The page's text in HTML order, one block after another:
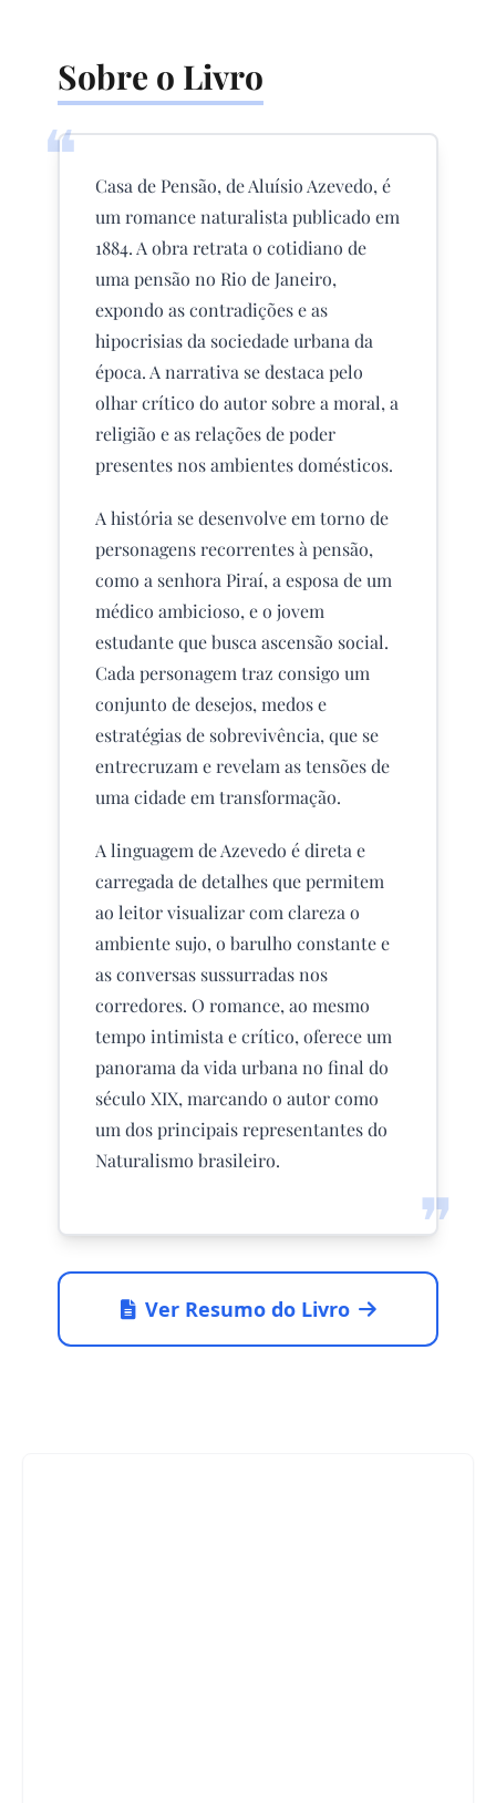
Sobre o Livro
❝
❞
Casa de Pensão, de Aluísio Azevedo, é
um romance naturalista publicado em
1884. A obra retrata o cotidiano de
uma pensão no Rio de Janeiro,
expondo as contradições e as
hipocrisias da sociedade urbana da
época. A narrativa se destaca pelo
olhar crítico do autor sobre a moral, a
religião e as relações de poder
presentes nos ambientes domésticos.
A história se desenvolve em torno de
personagens recorrentes à pensão,
como a senhora Piraí, a esposa de um
médico ambicioso, e o jovem
estudante que busca ascensão social.
Cada personagem traz consigo um
conjunto de desejos, medos e
estratégias de sobrevivência, que se
entrecruzam e revelam as tensões de
uma cidade em transformação.
A linguagem de Azevedo é direta e
carregada de detalhes que permitem
ao leitor visualizar com clareza o
ambiente sujo, o barulho constante e
as conversas sussurradas nos
corredores. O romance, ao mesmo
tempo intimista e crítico, oferece um
panorama da vida urbana no final do
século XIX, marcando o autor como
um dos principais representantes do
Naturalismo brasileiro.
Ver Resumo do Livro